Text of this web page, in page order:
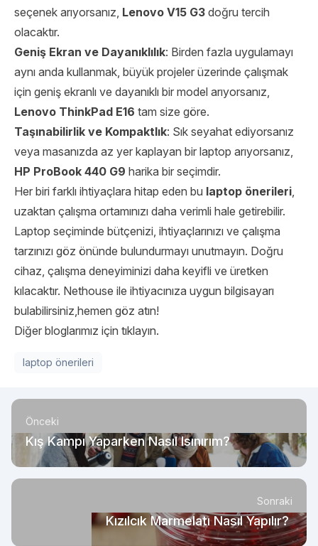
seçenek arıyorsanız, Lenovo V15 G3 doğru tercih
olacaktır.
Geniş Ekran ve Dayanıklılık: Birden fazla uygulamayı
aynı anda kullanmak, büyük projeler üzerinde çalışmak
için geniş ekranlı ve dayanıklı bir model arıyorsanız,
Lenovo ThinkPad E16 tam size göre.
Taşınabilirlik ve Kompaktlık: Sık seyahat ediyorsanız
veya masanızda az yer kaplayan bir laptop arıyorsanız,
HP ProBook 440 G9 harika bir seçimdir.
Her biri farklı ihtiyaçlara hitap eden bu laptop önerileri,
uzaktan çalışma ortamınızı daha verimli hale getirebilir.
Laptop seçiminde bütçenizi, ihtiyaçlarınızı ve çalışma
tarzınızı göz önünde bulundurmayı unutmayın. Doğru
cihaz, çalışma deneyiminizi daha keyifli ve üretken
kılacaktır. Nethouse ile ihtiyacınıza uygun bilgisayarı
bulabilirsiniz,hemen göz atın!
Diğer bloglarımız için tıklayın.
laptop önerileri
Önceki
Kış Kampı Yaparken Nasıl Isınırım?
Sonraki
Kızılcık Marmelatı Nasıl Yapılır?